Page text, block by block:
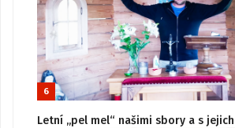
6
Letní „pel mel“ našimi sbory a s